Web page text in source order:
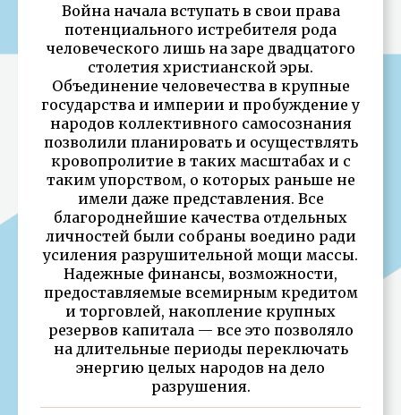
Война начала вступать в свои права
потенциального истребителя рода
человеческого лишь на заре двадцатого
столетия христианской эры.
Объединение человечества в крупные
государства и империи и пробуждение у
народов коллективного самосознания
позволили планировать и осуществлять
кровопролитие в таких масштабах и с
таким упорством, о которых раньше не
имели даже представления. Все
благороднейшие качества отдельных
личностей были собраны воедино ради
усиления разрушительной мощи массы.
Надежные финансы, возможности,
предоставляемые всемирным кредитом
и торговлей, накопление крупных
резервов капитала — все это позволяло
на длительные периоды переключать
энергию целых народов на дело
разрушения.